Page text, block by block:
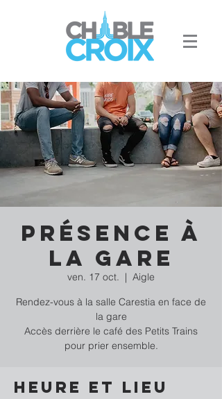
Présence à
la gare
ven. 17 oct.
  |
Aigle
Rendez-vous à la salle Carestia en face de
la gare
Accès derrière le café des Petits Trains
pour prier ensemble.
Heure et lieu